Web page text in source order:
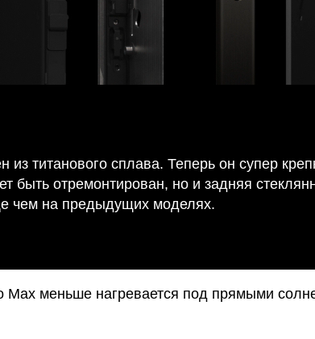
титанового сплава. Теперь он супер
быть отремонтирован, но и задняя
чем на предыдущих моделях.
Max меньше нагревается под прямыми